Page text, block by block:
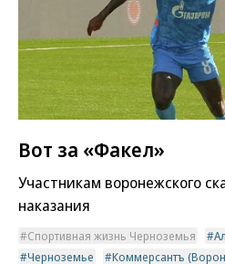
Вот за «Факел»
Участникам воронежского
наказания
Спортивная жизнь Черноземья
Черноземье
Коммерсантъ